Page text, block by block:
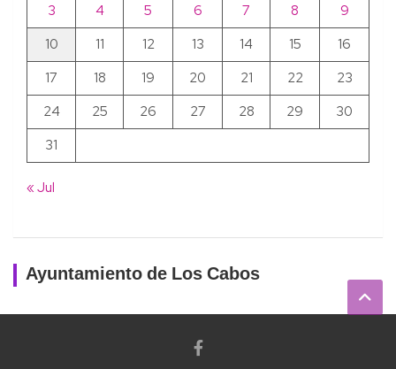
3
4 5 6 7 8
9
10
11 12 13 14 15
16
17
18 19 20 21 22
23
24
25 26 27 28 29
30
31
« Jul
Ayuntamiento de Los Cabos